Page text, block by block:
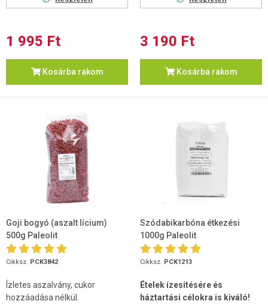
1 995 Ft
Kosárba rakom
3 190 Ft
Kosárba rakom
Goji bogyó (aszalt lícium)
500g Paleolit
Cikksz. PCK3842
Ízletes aszalvány, cukor
hozzáadása nélkül.
Szódabikarbóna étkezési
1000g Paleolit
Cikksz. PCK1213
Ételek ízesítésére és
háztartási célokra is kiváló!